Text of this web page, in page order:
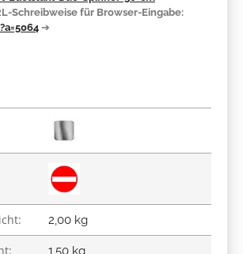
Schreibweise für Browser-Eingabe:
➔
2,00 kg
1,50 kg